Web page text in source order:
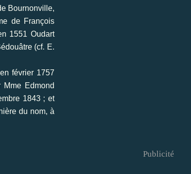
Bournonville,
de François
1551 Oudart
(cf. E.
février 1757
Edmond
1843 ; et
du nom, à
Publicité